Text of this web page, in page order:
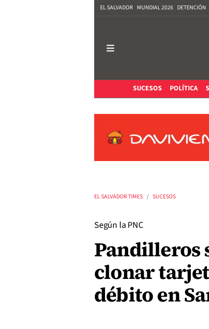
EL SALVADOR MUNDIAL 2026 DETENCIÓN
SUCESOS
POLÍTICA
EL SALVADOR TIMES SUCESOS
Según la PNC
Pandilleros
clonar
débito en